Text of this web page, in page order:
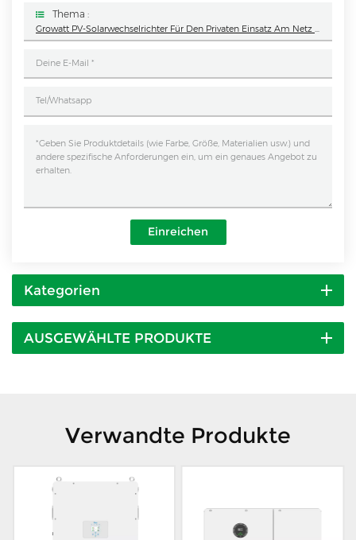
Thema :
Growatt PV-Solarwechselrichter Für Den Privaten Einsatz Am Netz 750 W – 15 KW
Einreichen
Kategorien
AUSGEWÄHLTE PRODUKTE
Verwandte Produkte